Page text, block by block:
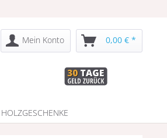
Mein Konto 0,00 € *
HOLZGESCHENKE